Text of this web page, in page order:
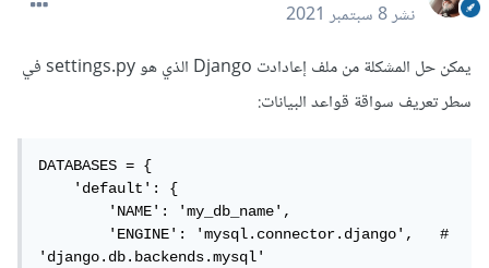
نشر8 سبتمبر 2021
يمكن حل المشكلة من ملف إعادادت Django الذي هو settings.py في
سطر تعريف سواقة قواعد البيانات:
DATABASES = {
    'default': {
        'NAME': 'my_db_name',
        'ENGINE': 'mysql.connector.django',   #
'django.db.backends.mysql'